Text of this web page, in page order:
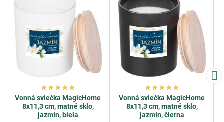
Vonná sviečka MagicHome
8x11,3 cm, matné sklo,
jazmín, biela
Vonná sviečka MagicHome
8x11,3 cm, matné sklo,
jazmín, čierna